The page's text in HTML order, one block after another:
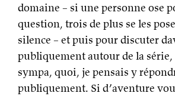
domaine – si une personne ose
question, trois de plus se les
silence – et puis pour discuter
publiquement autour de la série,
sympa, quoi, je pensais y
publiquement. Si d’aventure